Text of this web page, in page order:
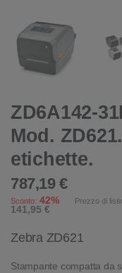
ZD6A142-
Mod.
etichette.
787,19 €
Sconto: 42% Prezzo di
141,95 €
Zebra ZD621
Stampante compatta da